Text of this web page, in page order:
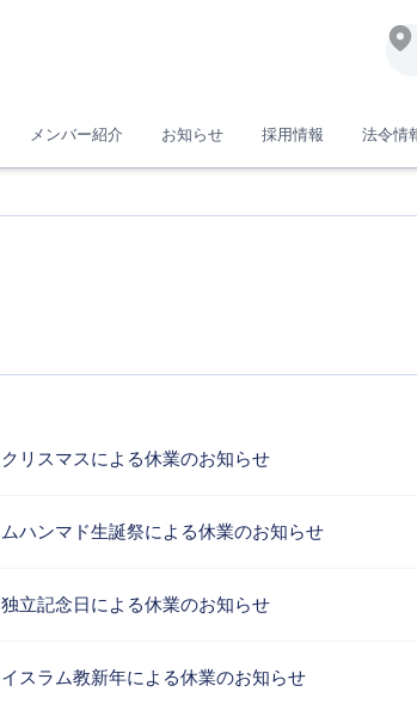
メンバー紹介 お知らせ 採用情報 法令情
クリスマスによる休業のお知らせ
ムハンマド生誕祭による休業のお知らせ
独立記念日による休業のお知らせ
イスラム教新年による休業のお知らせ